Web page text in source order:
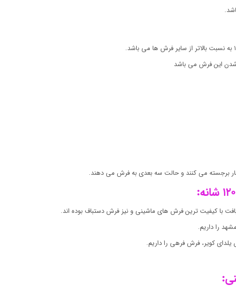
برجسته می کنند و حالت سه بعدی به فرش می دهند.
با کیفیت ترین فرش های ماشینی و نیز فرش دستباف بوده اند.
را داریم.
کویر، فرش فرهی را داریم.